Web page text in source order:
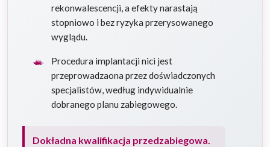
rekonwalescencji, a efekty narastają
stopniowo i bez ryzyka przerysowanego
wyglądu.
Procedura implantacji nici jest
przeprowadzaona przez doświadczonych
specjalistów, według indywidualnie
dobranego planu zabiegowego.
Dokładna kwalifikacja przedzabiegowa.